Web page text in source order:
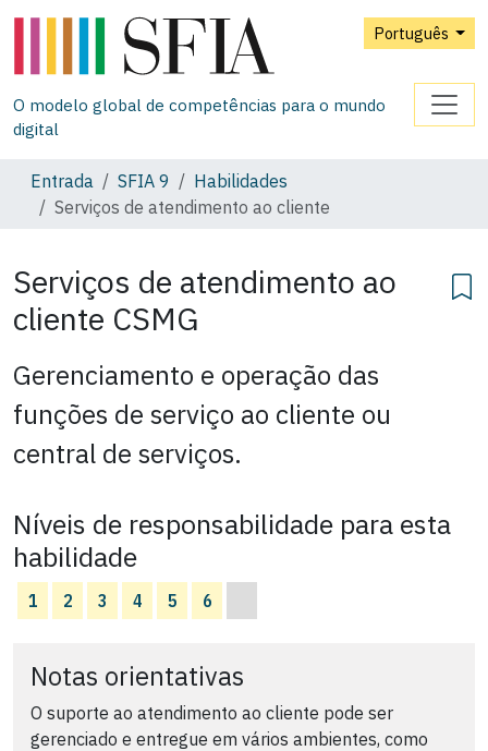
Português
O modelo global de competências para o mundo
digital
Entrada SFIA 9
Habilidades
Serviços de atendimento ao cliente
Serviços de atendimento ao
cliente CSMG
Gerenciamento e operação das
funções de serviço ao cliente ou
central de serviços.
Níveis de responsabilidade para esta
habilidade
1 2 3 4 5 6
Notas orientativas
O suporte ao atendimento ao cliente pode ser
gerenciado e entregue em vários ambientes, como